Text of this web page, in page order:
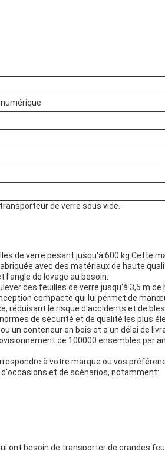
de verre sous vide.
de verre pesant jusqu'à 600 kg.Cette
avec des matériaux de haute
de levage au besoin.
des feuilles de verre jusqu'à 3,5 m
compacte qui lui permet de
réduisant le risque d'accidents et de
de sécurité et de qualité les plus
un conteneur en bois et a un délai de
de 100000 ensembles par
à votre marque ou vos
et de scénarios, notamment:
ont besoin de transporter de grandes